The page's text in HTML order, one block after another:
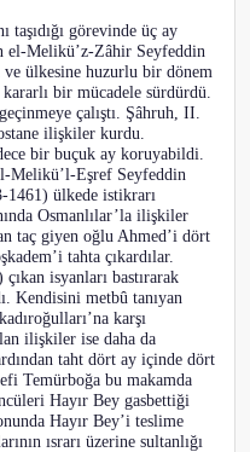
taşıdığı görevinde üç ay
el-Melikü’z-Zâhir Seyfeddin
ve ülkesine huzurlu bir dönem
bir mücadele sürdürdü.
çalıştı. Şâhruh, II.
ilişkiler kurdu.
bir buçuk ay koruyabildi.
Melikü’l-Eşref Seyfeddin
1461) ülkede istikrarı
Osmanlılar’la ilişkiler
taç giyen oğlu Ahmed’i dört
tahta çıkardılar.
isyanları bastırarak
Kendisini metbû tanıyan
karşı
ilişkiler ise daha da
taht dört ay içinde dört
Temürboğa bu makamda
Hayır Bey gasbettiği
Hayır Bey’i teslime
ısrarı üzerine sultanlığı